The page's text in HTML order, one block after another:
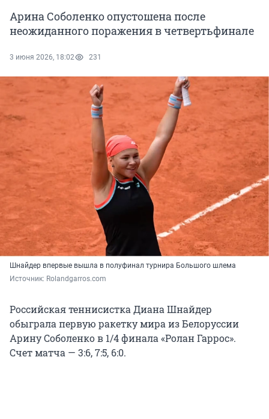
Арина Соболенко опустошена после
неожиданного поражения в четвертьфинале
3 июня 2026, 18:02 231
Шнайдер впервые вышла в полуфинал турнира Большого шлема
Источник: Rolandgarros.com
Российская теннисистка Диана Шнайдер
обыграла первую ракетку мира из Белоруссии
Арину Соболенко в 1/4 финала «Ролан Гаррос».
Счет матча — 3:6, 7:5, 6:0.